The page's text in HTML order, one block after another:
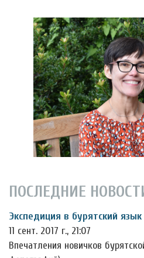
ПОСЛЕДНИЕ
Экспедиция в бурятский язык
11 сент. 2017 г., 21:07
Впечатления новичков